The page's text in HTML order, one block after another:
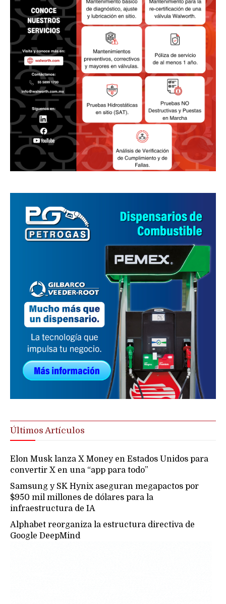
Últimos Artículos
Elon Musk lanza X Money en Estados Unidos para
convertir X en una “app para todo”
Samsung y SK Hynix aseguran megapactos por
$950 mil millones de dólares para la
infraestructura de IA
Alphabet reorganiza la estructura directiva de
Google DeepMind